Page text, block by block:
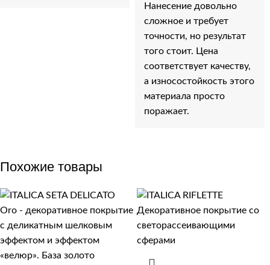
Нанесение довольно
сложное и требует
точности, но результат
того стоит. Цена
соответствует качеству,
а износостойкость этого
материала просто
поражает.
Похожие товары